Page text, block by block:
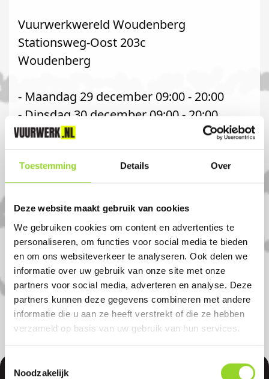
Toestemming Details Over
Deze website maakt gebruik van cookies
We gebruiken cookies om content en advertenties te
personaliseren, om functies voor social media te bieden
en om ons websiteverkeer te analyseren. Ook delen we
informatie over uw gebruik van onze site met onze
partners voor social media, adverteren en analyse. Deze
partners kunnen deze gegevens combineren met andere
informatie die u aan ze heeft verstrekt of die ze hebben
verzameld op basis van uw gebruik van hun services.
Toestemmingsselectie
Noodzakelijk
Vuurwerkwereld Woudenberg
Stationsweg-Oost 203c
Woudenberg
- Maandag 29 december 09:00 - 20:00
- Dinsdag 30 december 09:00 - 20:00
- Woensdag 31 december 09:00 - 17:00
Komt u uit Leusden?
Koop uw vuurwerk dan bij
Vuurwerkwereld Woudenberg in
Woudenberg. U bent van harte welkom!
U bent uiteraard ook welkom als u uit
Maarn, Leersum of Leusden komt.